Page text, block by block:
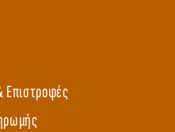
Επιστροφές